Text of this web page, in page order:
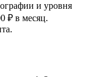
и уровня
₽ в месяц.